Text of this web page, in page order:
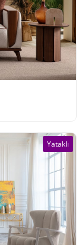
Yataklı